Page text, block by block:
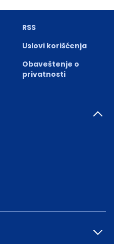
RSS
Uslovi korišćenja
Obaveštenje o
privatnosti